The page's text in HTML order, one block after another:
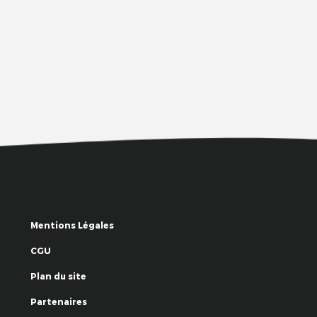
Mentions Légales
CGU
Plan du site
Partenaires